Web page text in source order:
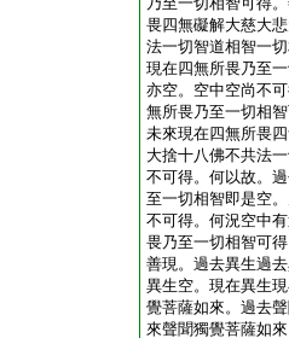
畏四無礙解大慈大
法一切智道相智一
現在四無所畏乃至
亦空。空中空尚不
無所畏乃至一切相
未來現在四無所畏
大捨十八佛不共法
不可得。何以故。
至一切相智即是空
不可得。何況空中
畏乃至一切相智可得
善現。過去異生過
異生空。現在異生
覺菩薩如來。過去
來聲聞獨覺菩薩如